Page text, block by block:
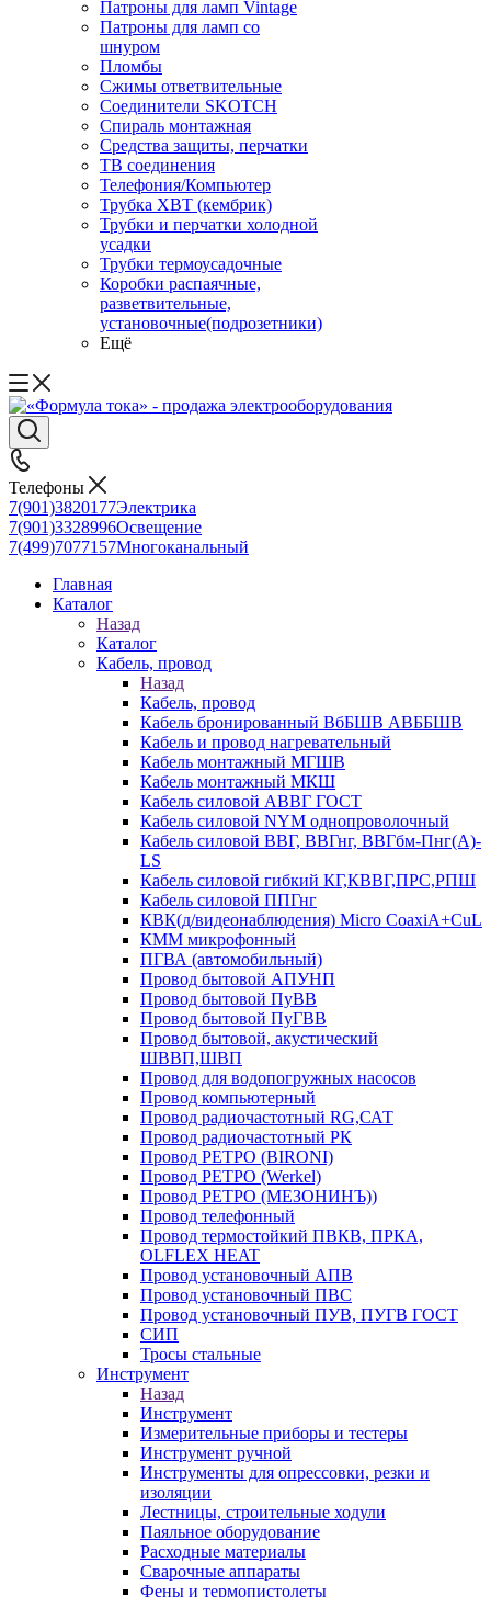
Патроны для ламп Vintage
Патроны для ламп со
шнуром
Пломбы
Сжимы ответвительные
Соединители SKOTCH
Спираль монтажная
Средства защиты, перчатки
ТВ соединения
Телефония/Компьютер
Трубка ХВТ (кембрик)
Трубки и перчатки холодной
усадки
Трубки термоусадочные
Коробки распаячные,
разветвительные,
установочные(подрозетники)
Ещё
Телефоны
7(901)3820177Электрика
7(901)3328996Освещение
7(499)7077157Многоканальный
Главная
Каталог
Назад
Каталог
Кабель, провод
Назад
Кабель, провод
Кабель бронированный ВбБШВ АВББШВ
Кабель и провод нагревательный
Кабель монтажный МГШВ
Кабель монтажный МКШ
Кабель силовой АВВГ ГОСТ
Кабель силовой NYM однопроволочный
Кабель силовой ВВГ, ВВГнг, ВВГбм-Пнг(А)-
LS
Кабель силовой гибкий КГ,КВВГ,ПРС,РПШ
Кабель силовой ППГнг
КВК(д/видеонаблюдения) Micro CoaxiA+CuL
КММ микрофонный
ПГВА (автомобильный)
Провод бытовой АПУНП
Провод бытовой ПуВВ
Провод бытовой ПуГВВ
Провод бытовой, акустический
ШВВП,ШВП
Провод для водопогружных насосов
Провод компьютерный
Провод радиочастотный RG,САТ
Провод радиочастотный РК
Провод РЕТРО (BIRONI)
Провод РЕТРО (Werkel)
Провод РЕТРО (МЕЗОНИНЪ))
Провод телефонный
Провод термостойкий ПВКВ, ПРКА,
OLFLEX HEAT
Провод установочный АПВ
Провод установочный ПВС
Провод установочный ПУВ, ПУГВ ГОСТ
СИП
Тросы стальные
Инструмент
Назад
Инструмент
Измерительные приборы и тестеры
Инструмент ручной
Инструменты для опрессовки, резки и
изоляции
Лестницы, строительные ходули
Паяльное оборудование
Расходные материалы
Сварочные аппараты
Фены и термопистолеты